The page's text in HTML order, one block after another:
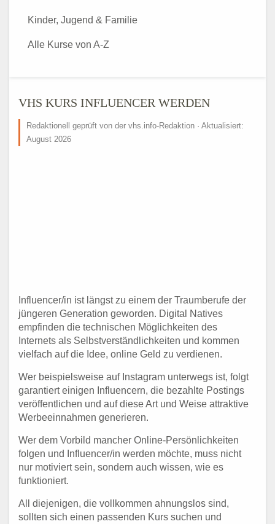
VHS KURS INFLUENCER WERDEN
Redaktionell geprüft von der vhs.info-Redaktion · Aktualisiert:
August 2026
Influencer/in ist längst zu einem der Traumberufe der
jüngeren Generation geworden. Digital Natives
empfinden die technischen Möglichkeiten des
Internets als Selbstverständlichkeiten und kommen
vielfach auf die Idee, online Geld zu verdienen.
Wer beispielsweise auf Instagram unterwegs ist, folgt
garantiert einigen Influencern, die bezahlte Postings
veröffentlichen und auf diese Art und Weise attraktive
Werbeeinnahmen generieren.
Wer dem Vorbild mancher Online-Persönlichkeiten
folgen und Influencer/in werden möchte, muss nicht
nur motiviert sein, sondern auch wissen, wie es
funktioniert.
All diejenigen, die vollkommen ahnungslos sind,
sollten sich einen passenden Kurs suchen und
Kinder, Jugend & Familie
Alle Kurse von A-Z